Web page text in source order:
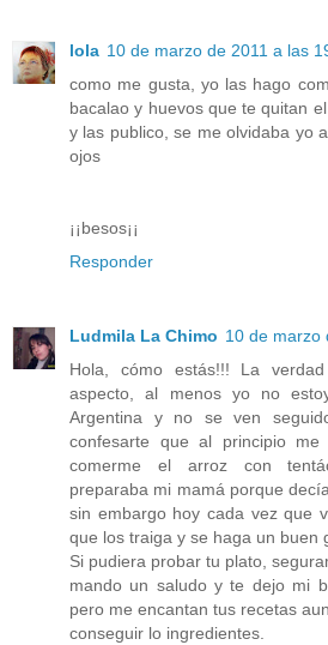
lola 10 de marzo de 2011 a las
como me gusta, yo las hago
bacalao y huevos que te quitan
y las publico, se me olvidaba yo
ojos
¡¡besos¡¡
Responder
Ludmila La Chimo 10 de marzo
Hola, cómo estás!!! La
aspecto, al menos yo no
Argentina y no se ven
confesarte que al principio me
comerme el arroz con
preparaba mi mamá porque
sin embargo hoy cada vez que
que los traiga y se haga un buen
Si pudiera probar tu plato,
mando un saludo y te dejo mi
pero me encantan tus recetas
conseguir lo ingredientes.